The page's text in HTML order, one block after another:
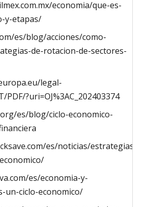
economia/que-es-
y-etapas/
es/blog/acciones/como-
de-rotacion-de-sectores-
legal-
?uri=OJ%3AC_202403374
es/blog/ciclo-economico-
es/noticias/estrategias-
es/economia-y-
un-ciclo-economico/